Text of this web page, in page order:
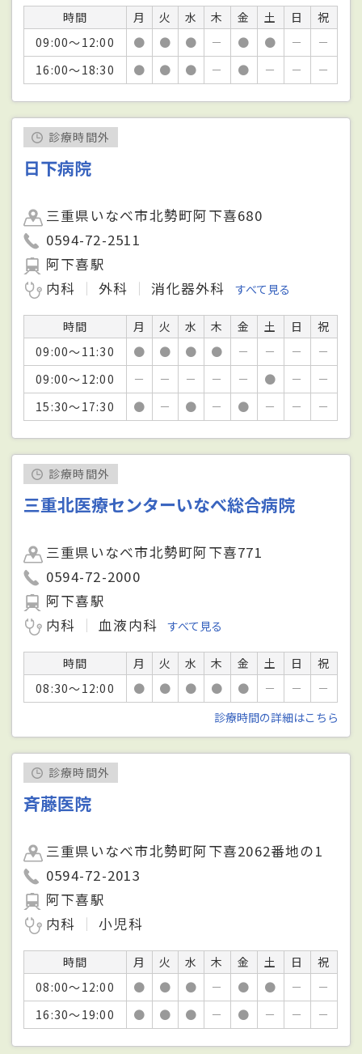
時間 月 火 水 木 金 土 日
祝
09:00～12:00
● ● ● － ● ● －
－
16:00～18:30
● ● ● － ● － － －
診療時間外
日下病院
三重県いなべ市北勢町阿下喜680
0594-72-2511
阿下喜駅
内科
外科 消化器外科 すべて見る
時間 月 火 水 木 金 土 日
祝
09:00～11:30
● ● ● ● － － －
－
09:00～12:00
－ － － － － ● －
－
15:30～17:30
● － ● － ● － － －
診療時間外
三重北医療センターいなべ総合病院
三重県いなべ市北勢町阿下喜771
0594-72-2000
阿下喜駅
内科
血液内科 すべて見る
時間 月 火 水 木 金 土 日
祝
08:30～12:00
● ● ● ● ● － －
－
診療時間の詳細はこちら
診療時間外
斉藤医院
三重県いなべ市北勢町阿下喜2062番地の1
0594-72-2013
阿下喜駅
内科
小児科
時間 月 火 水 木 金 土 日
祝
08:00～12:00
● ● ● － ● ● －
－
16:30～19:00
● ● ● － ● － － －